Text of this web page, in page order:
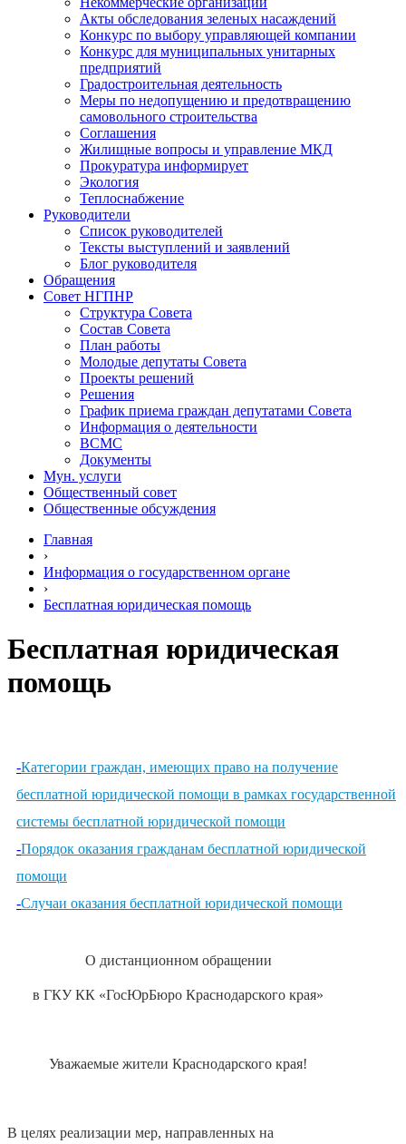
Акты обследования зеленых насаждений
Конкурс по выбору управляющей компании
Конкурс для муниципальных унитарных
предприятий
Градостроительная деятельность
Меры по недопущению и предотвращению
самовольного строительства
Соглашения
Жилищные вопросы и управление МКД
Прокуратура информирует
Экология
Теплоснабжение
Руководители
Список руководителей
Тексты выступлений и заявлений
Блог руководителя
Обращения
Совет НГПНР
Структура Совета
Состав Совета
План работы
Молодые депутаты Совета
Проекты решений
Решения
График приема граждан депутатами Совета
Информация о деятельности
ВСМС
Документы
Мун. услуги
Общественный совет
Общественные обсуждения
Главная
›
Информация о государственном органе
›
Бесплатная юридическая помощь
Бесплатная юридическая
помощь
-Категории граждан, имеющих право на получение
бесплатной юридической помощи в рамках государственной
системы бесплатной юридической помощи
-Порядок оказания гражданам бесплатной юридической
помощи
-Случаи оказания бесплатной юридической помощи
О дистанционном обращении
в ГКУ КК «ГосЮрБюро Краснодарского края»
Уважаемые жители Краснодарского края!
В целях реализации мер, направленных на